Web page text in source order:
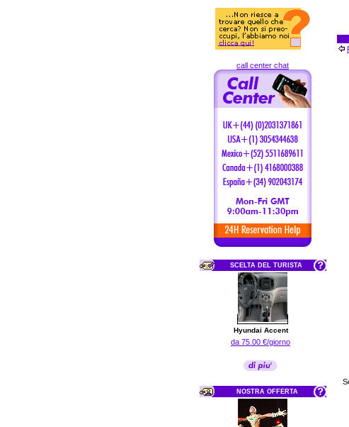
call center chat
SCELTA DEL TURISTA
Hyundai Accent
da 75.00 €/giorno
NOSTRA OFFERTA